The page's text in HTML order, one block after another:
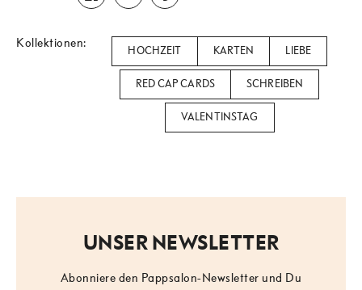
Kollektionen:
HOCHZEIT KARTEN LIEBE
RED CAP CARDS SCHREIBEN
VALENTINSTAG
UNSER NEWSLETTER
Abonniere den Pappsalon-Newsletter und Du